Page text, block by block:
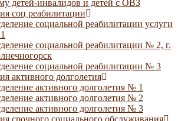
детей-инвалидов и детей с ОВЗ
соц реабилитации
социальной реабилитации услуги
социальной реабилитации № 2, г.
социальной реабилитации № 3
активного долголетия
активного долголетия № 1
активного долголетия № 2
активного долголетия № 3
срочного социального обслуживания